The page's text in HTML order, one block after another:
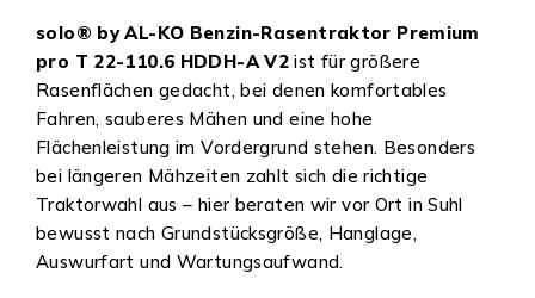
solo® by AL-KO Benzin-Rasentraktor Premium
pro T 22-110.6 HDDH-A V2 ist für größere
Rasenflächen gedacht, bei denen komfortables
Fahren, sauberes Mähen und eine hohe
Flächenleistung im Vordergrund stehen. Besonders
bei längeren Mähzeiten zahlt sich die richtige
Traktorwahl aus – hier beraten wir vor Ort in Suhl
bewusst nach Grundstücksgröße, Hanglage,
Auswurfart und Wartungsaufwand.